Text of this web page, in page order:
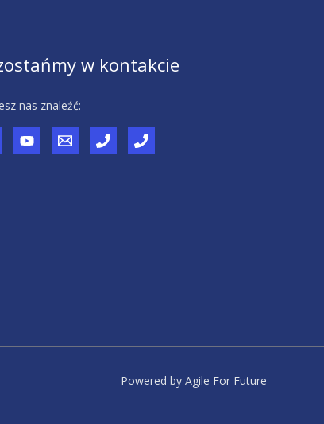
w kontakcie
nas znaleźć:
Powered by Agile For Future